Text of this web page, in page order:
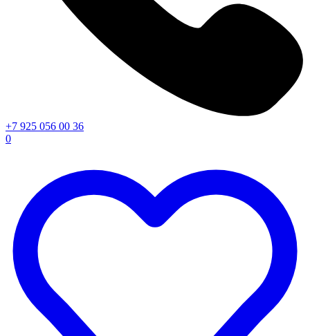
+7 925 056 00 36
0